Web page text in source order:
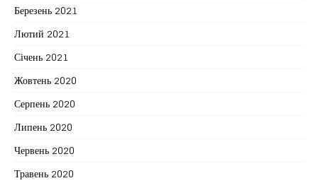
Березень 2021
Лютий 2021
Січень 2021
Жовтень 2020
Серпень 2020
Липень 2020
Червень 2020
Травень 2020